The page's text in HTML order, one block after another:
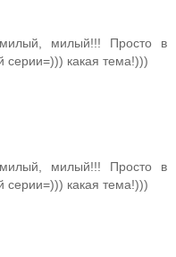
милый!!! Просто в
серии=))) какая тема!)))
милый!!! Просто в
серии=))) какая тема!)))